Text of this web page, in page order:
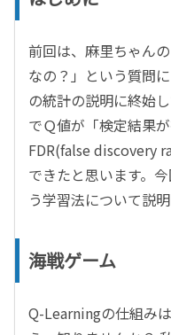
前回は、麻里ちゃん
なの？」という質問
の統計の説明に終始
でＱ値が 「検定結果
FDR(false discovery
できたと思います。
う学習法について説明
海戦ゲーム
Q-Learningの仕組み